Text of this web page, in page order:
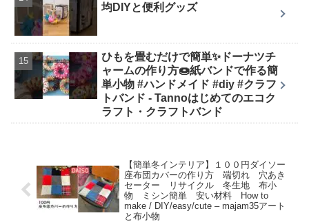
均DIYと便利グッズ
ひもを畳むだけで簡単✨ドーナツチ
ャームの作り方🍩紙バンドで作る簡
単小物 #ハンドメイド #diy #クラフ
トバンド - Tannoはじめてのエコク
ラフト・クラフトバンド
【簡単冬インテリア】１００円ダイソー
座布団カバーの作り方 端切れ 穴あき
セーター リサイクル 冬生地 布小
物 ミシン簡単 安い材料 How to
make / DIY/easy/cute – majam35アート
と布小物